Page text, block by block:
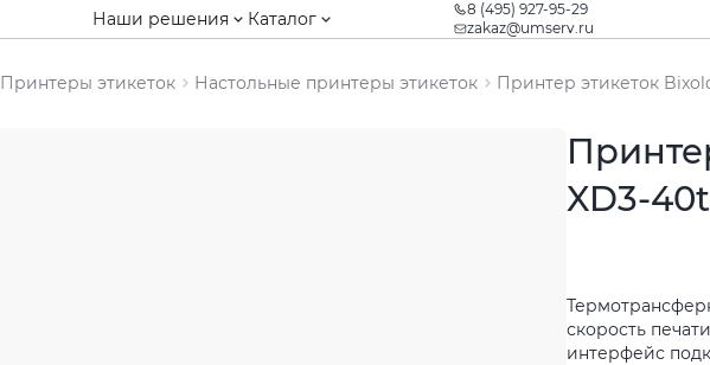
Наши решения Каталог
8 (495) 927-95-29
zakaz@umserv.ru
Принтеры этикеток Настольные принтеры этикеток Принтер этикеток
XD3-
скорость
интерфейс